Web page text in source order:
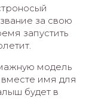
за свою
запустить
модель
имя для
будет в